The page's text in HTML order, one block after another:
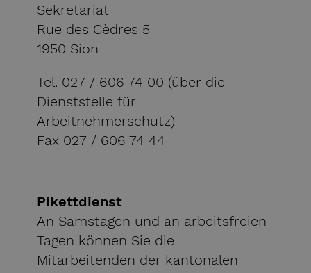
Sekretariat
Rue des Cèdres 5
1950 Sion
Tel. 027 / 606 74 00 (über die
Dienststelle für
Arbeitnehmerschutz)
Fax 027 / 606 74 44
Pikettdienst
An Samstagen und an arbeitsfreien
Tagen können Sie die
Mitarbeitenden der kantonalen